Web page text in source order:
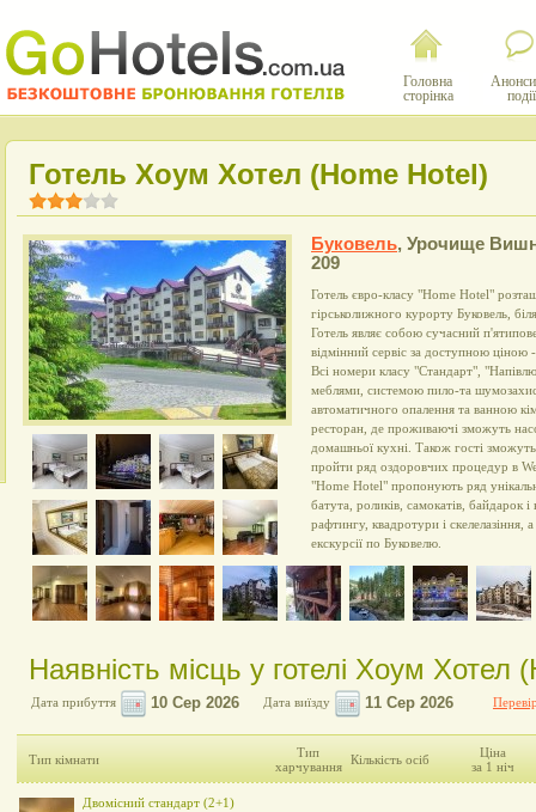
Головна
сторінка
події
Готель Хоум Хотел (Home Hotel)
Буковель, Урочище
209
Готель євро-класу "Home Hotel"
гірськолижного курорту Буковель,
Готель являє собою сучасний
відмінний сервіс за доступною
Всі номери класу "Стандарт",
меблями, системою пило-та
автоматичного опалення та ванною
ресторан, де проживаючі зможуть
домашньої кухні. Також гості
пройти ряд оздоровчих процедур в
"Home Hotel" пропонують ряд
батута, роликів, самокатів, байдарок і
рафтингу, квадротури і скелелазіння,
екскурсії по Буковелю.
Наявність місць у готелі Хоум Хотел
Дата прибуття Дата виїзду
Тип кімнати
Тип
харчування
Кількість осіб
Ціна
за 1 ніч
Двомісний стандарт (2+1)